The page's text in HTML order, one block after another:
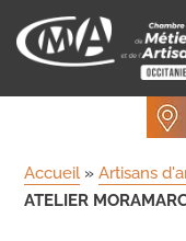
Accueil »Artisans
ATELIER